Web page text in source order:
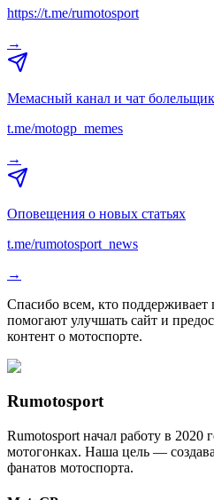
https://t.me/rumotosport
→
Мемасный канал и чат
t.me/motogp_memes
→
Оповещения о новых статьях
t.me/rumotosport_news
→
Спасибо всем, кто
помогают улучшать сайт и
контент о мотоспорте.
Rumotosport
Rumotosport начал работу в 2020
мотогонках. Наша цель —
фанатов мотоспорта.